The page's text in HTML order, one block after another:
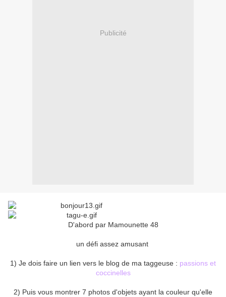
Publicité
D'abord par Mamounette 48
un défi assez amusant
1) Je dois faire un lien vers le blog de ma taggeuse : passions et
coccinelles
2) Puis vous montrer 7 photos d'objets ayant la couleur qu'elle